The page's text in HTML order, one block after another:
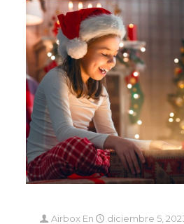
Airbox En diciembre 5,